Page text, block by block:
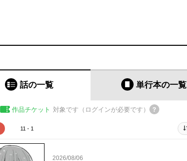
話の一覧 単行本の一覧
作品チケット 対象です（ログインが必要です）
11 - 1
2026/08/06